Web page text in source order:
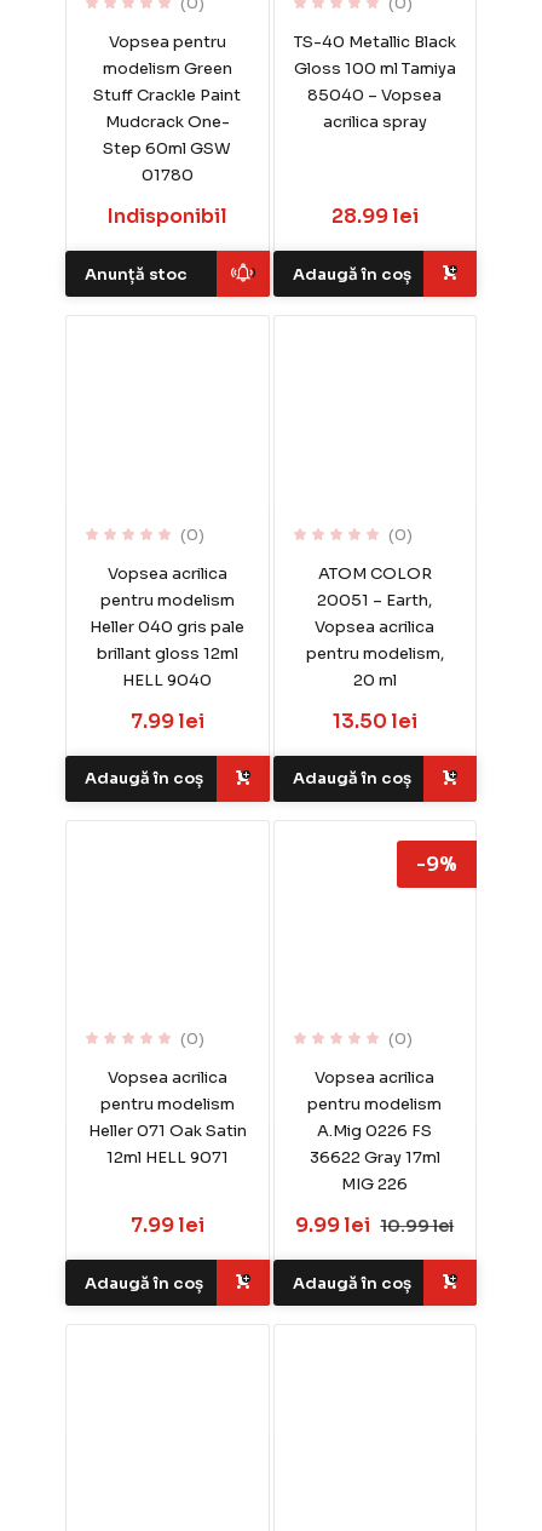
Vopsea pentru
modelism Green
Stuff Crackle Paint
Mudcrack One-
Step 60ml GSW
01780
Indisponibil
Anunță stoc
TS-40 Metallic Black
Gloss 100 ml Tamiya
85040 – Vopsea
acrilica spray
28.99 lei
Adaugă în coș
(0)
Vopsea acrilica
pentru modelism
Heller 040 gris pale
brillant gloss 12ml
HELL 9040
7.99 lei
Adaugă în coș
(0)
ATOM COLOR
20051 – Earth,
Vopsea acrilica
pentru modelism,
20 ml
13.50 lei
Adaugă în coș
(0)
Vopsea acrilica
pentru modelism
Heller 071 Oak Satin
12ml HELL 9071
7.99 lei
Adaugă în coș
(0)
Vopsea acrilica
pentru modelism
A.Mig 0226 FS
36622 Gray 17ml
MIG 226
9.99 lei 10.99 lei
-9%
Adaugă în coș